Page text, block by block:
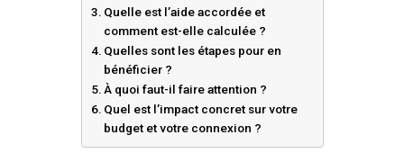
Quelle est l’aide accordée et
comment est-elle calculée ?
Quelles sont les étapes pour en
bénéficier ?
À quoi faut-il faire attention ?
Quel est l’impact concret sur votre
budget et votre connexion ?